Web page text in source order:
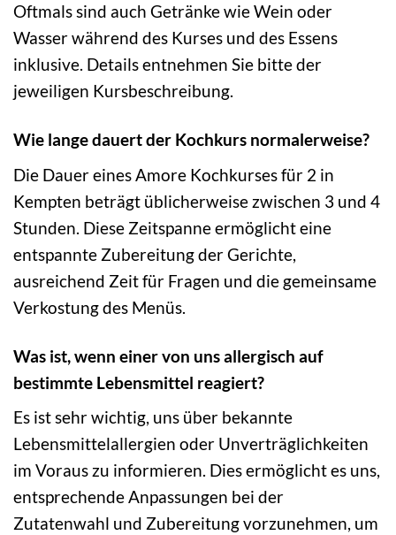
Oftmals sind auch Getränke wie Wein oder
Wasser während des Kurses und des Essens
inklusive. Details entnehmen Sie bitte der
jeweiligen Kursbeschreibung.
Wie lange dauert der Kochkurs normalerweise?
Die Dauer eines Amore Kochkurses für 2 in
Kempten beträgt üblicherweise zwischen 3 und 4
Stunden. Diese Zeitspanne ermöglicht eine
entspannte Zubereitung der Gerichte,
ausreichend Zeit für Fragen und die gemeinsame
Verkostung des Menüs.
Was ist, wenn einer von uns allergisch auf
bestimmte Lebensmittel reagiert?
Es ist sehr wichtig, uns über bekannte
Lebensmittelallergien oder Unverträglichkeiten
im Voraus zu informieren. Dies ermöglicht es uns,
entsprechende Anpassungen bei der
Zutatenwahl und Zubereitung vorzunehmen, um